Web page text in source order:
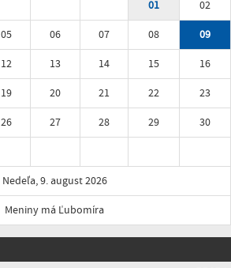
01
02
05 06 07 08
09
12 13 14 15
16
19 20 21 22
23
26 27 28 29
30
Nedeľa, 9. august 2026
Meniny má Ľubomíra